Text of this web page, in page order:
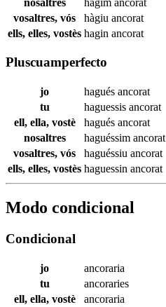
vosaltres, vós
hàgiu ancorat
ells, elles, vostès hagin ancorat
Pluscuamperfecto
jo hagués ancorat
tu
haguessis ancorat
ell, ella, vostè
hagués ancorat
nosaltres
haguéssim ancorat
vosaltres, vós
haguéssiu ancorat
ells, elles, vostès haguessin ancorat
Modo condicional
Condicional
jo
ancoraria
tu
ancoraries
ell, ella, vostè
ancoraria